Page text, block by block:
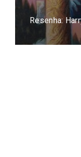
Resenha: